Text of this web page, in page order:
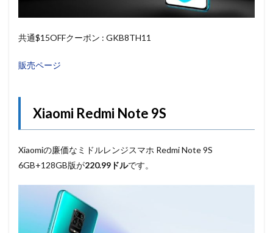
共通$15OFFクーポン : GKB8TH11
販売ページ
Xiaomi Redmi Note 9S
Xiaomiの廉価なミドルレンジスマホ Redmi Note 9S
6GB+128GB版が220.99ドルです。